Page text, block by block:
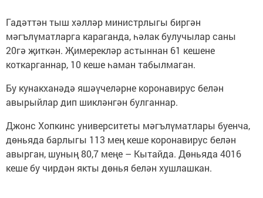
Гадәттән тыш хәлләр министрлыгы биргән
мәгълүматларга караганда, һәлак булучылар саны
20гә җиткән. Җимерекләр астыннан 61 кешене
коткарганнар, 10 кеше һаман табылмаган.
Бу кунакханәдә яшәүчеләрне коронавирус белән
авырыйлар дип шикләнгән булганнар.
Джонс Хопкинс университеты мәгълүматлары буенча,
дөньяда барлыгы 113 мең кеше коронавирус белән
авырган, шуның 80,7 меңе – Кытайда. Дөньяда 4016
кеше бу чирдән якты дөнья белән хушлашкан.